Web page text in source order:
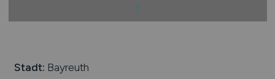
1
Stadt: Bayreuth